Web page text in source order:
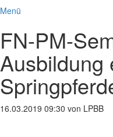
Menü
FN-PM-
Ausbildung
16.03.2019 09:30 von LPBB